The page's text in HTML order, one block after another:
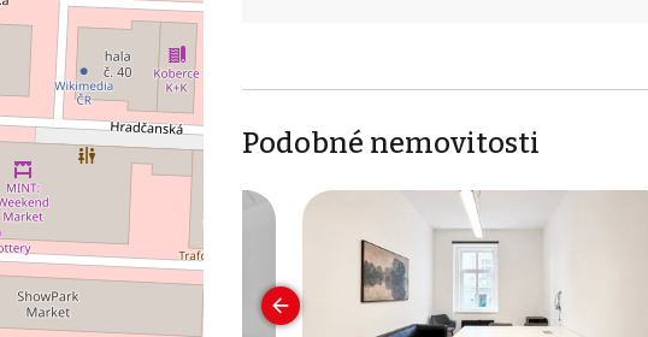
Podobné nemovitosti